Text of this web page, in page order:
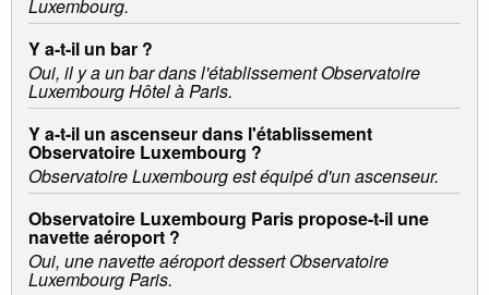
Luxembourg.
Y a-t-il un bar ?
Oui, il y a un bar dans l'établissement Observatoire
Luxembourg Hôtel à Paris.
Y a-t-il un ascenseur dans l'établissement
Observatoire Luxembourg ?
Observatoire Luxembourg est équipé d'un ascenseur.
Observatoire Luxembourg Paris propose-t-il une
navette aéroport ?
Oui, une navette aéroport dessert Observatoire
Luxembourg Paris.